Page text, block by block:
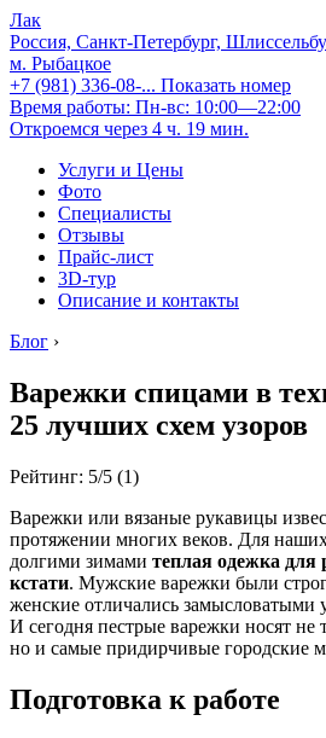
Лак
Россия, Санкт-Петербург,
м. Рыбацкое
+7 (981) 336-08-... Показать номер
Время работы: Пн-вс: 10:00—22:00
Откроемся через 4 ч. 19 мин.
Услуги и Цены
Фото
Специалисты
Отзывы
Прайс-лист
3D-тур
Описание и контакты
Блог ›
Варежки спицами в
25 лучших схем узоров
Рейтинг: 5/5 (1)
Варежки или вязаные рукавицы
протяжении многих веков. Для
долгими зимами теплая одежка для
кстати. Мужские варежки были
женские отличались замысловатыми
И сегодня пестрые варежки носят не
но и самые придирчивые городские
Подготовка к работе